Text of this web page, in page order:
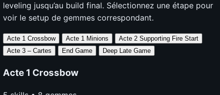
leveling jusqu’au build final. Sélectionnez une étape pour
voir le setup de gemmes correspondant.
Acte 1 Crossbow Acte 1 Minions Acte 2 Supporting Fire Start
Acte 3 – Cartes
End Game Deep Late Game
Acte 1 Crossbow